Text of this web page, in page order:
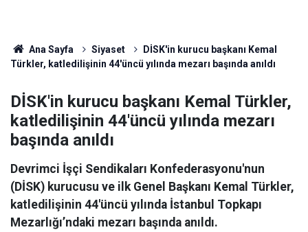
Ana Sayfa Siyaset
DİSK'in kurucu başkanı Kemal
Türkler, katledilişinin 44'üncü yılında mezarı başında anıldı
DİSK'in kurucu başkanı Kemal Türkler,
katledilişinin 44'üncü yılında mezarı
başında anıldı
Devrimci İşçi Sendikaları Konfederasyonu'nun
(DİSK) kurucusu ve ilk Genel Başkanı Kemal Türkler,
katledilişinin 44'üncü yılında İstanbul Topkapı
Mezarlığı’ndaki mezarı başında anıldı.